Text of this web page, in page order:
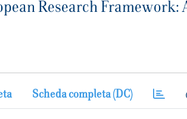
Research
Scheda completa (DC)